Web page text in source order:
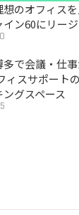
のオフィスを
イン60にリー
で会議・仕事
ィスサポート
グスペース